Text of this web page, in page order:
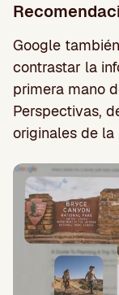
Google
contrastar la
primera mano
Perspectivas,
originales de la